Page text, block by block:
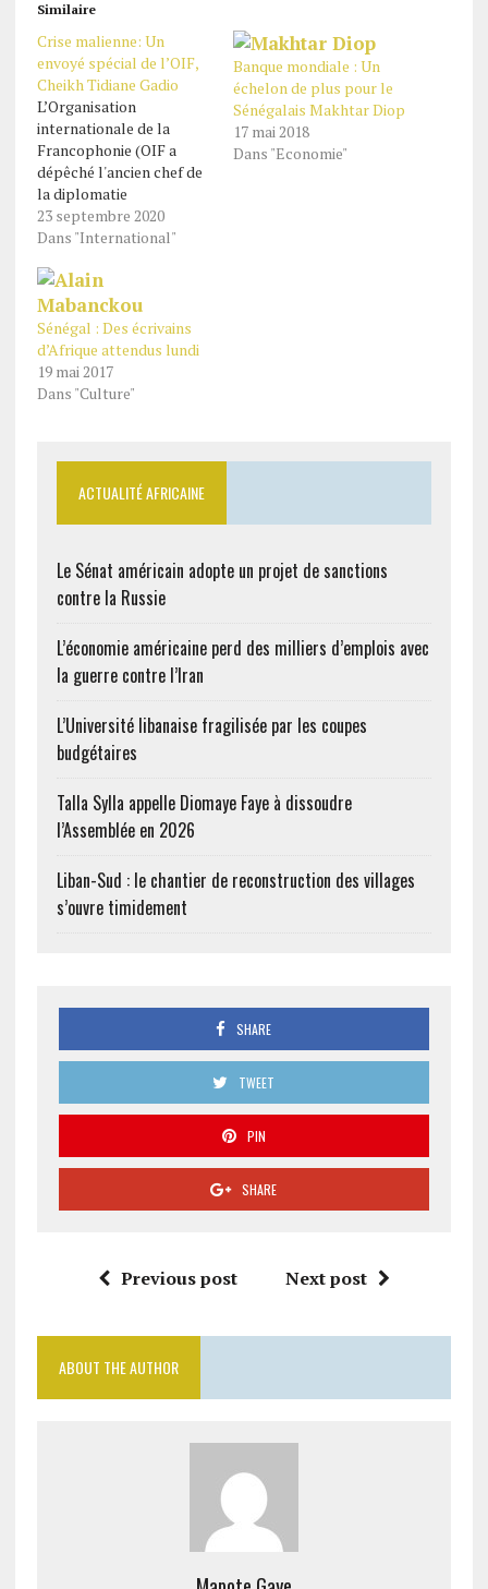
Similaire
Crise malienne: Un
envoyé spécial de l’OIF,
Cheikh Tidiane Gadio
L’Organisation
internationale de la
Francophonie (OIF a
dépêché l'ancien chef de
la diplomatie
sénégalaise, Cheikh
Tidiane Gadio pour
vue de la restauration des
institutions
démocratiques au Mali.
L'OIF a jeté son dévolu
sur le ministre des
Affaires étrangères du
23 septembre 2020
Dans "International"
Banque mondiale : Un
échelon de plus pour le
Sénégalais Makhtar Diop
17 mai 2018
Dans "Economie"
Sénégal : Des écrivains
d’Afrique attendus lundi
19 mai 2017
Dans "Culture"
ACTUALITÉ AFRICAINE
Le Sénat américain adopte un projet de sanctions
contre la Russie
L’économie américaine perd des milliers d’emplois avec
la guerre contre l’Iran
L’Université libanaise fragilisée par les coupes
budgétaires
Talla Sylla appelle Diomaye Faye à dissoudre
l’Assemblée en 2026
Liban-Sud : le chantier de reconstruction des villages
s’ouvre timidement
SHARE
TWEET
PIN
SHARE
Previous post Next post
ABOUT THE AUTHOR